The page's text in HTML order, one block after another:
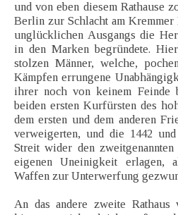
und von eben diesem Rathause
Berlin zur Schlacht am
unglücklichen Ausgangs die
in den Marken begründete.
stolzen Männer, welche,
Kämpfen errungene
ihrer noch von keinem Feinde
beiden ersten Kurfürsten des
dem ersten und dem anderen
verweigerten, und die 1442
Streit wider den
eigenen Uneinigkeit erlagen,
Waffen zur Unterwerfung
An das andere zweite